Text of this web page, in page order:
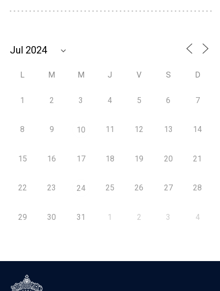
L M M J V S D
1 2 3 4 5 6 7
8 9 10 11 12 13 14
15 16 17 18 19 20 21
22 23 24 25 26 27 28
29 30 31 1 2 3 4